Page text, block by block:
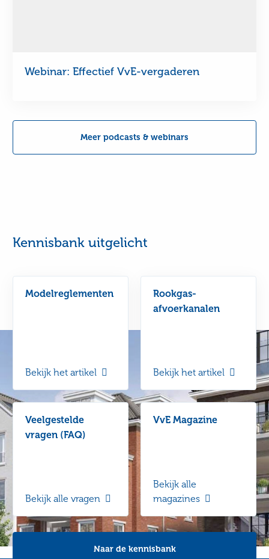
Webinar: Effectief VvE-vergaderen
Meer podcasts & webinars
Kennisbank uitgelicht
Modelreglementen
Bekijk het artikel
Rookgas-
afvoerkanalen
Bekijk het artikel
Veelgestelde
vragen (FAQ)
Bekijk alle vragen
VvE Magazine
Bekijk alle
magazines
Naar de kennisbank